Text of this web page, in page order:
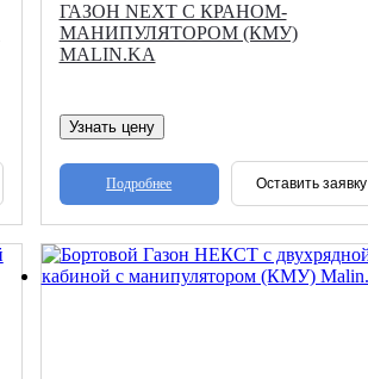
ГАЗОН NEXT С КРАНОМ-
МАНИПУЛЯТОРОМ (КМУ)
MALIN.KА
Узнать цену
Подробнее Оставить заявку